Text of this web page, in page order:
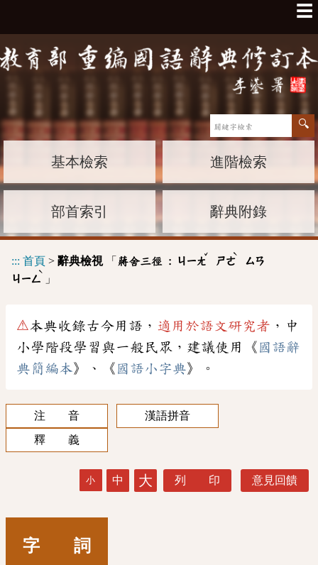
☰
基本檢索 進階檢索
部首索引 辭典附錄
::: 首頁 > 辭典檢視「 蔣舍三徑 : ㄐㄧㄤ
ˇ
ㄕㄜ
ˋ
ㄙㄢ
ㄐㄧㄥ
ˋ
」
⚠本典收錄古今用語， 適用於語文研究者 ，中
小學階段學習與一般民眾，建議使用《 國語辭
典簡編本》、《 國語小字典》。
注 音
漢語拼音
釋 義
小 中 大 列 印 意見回饋
字 詞